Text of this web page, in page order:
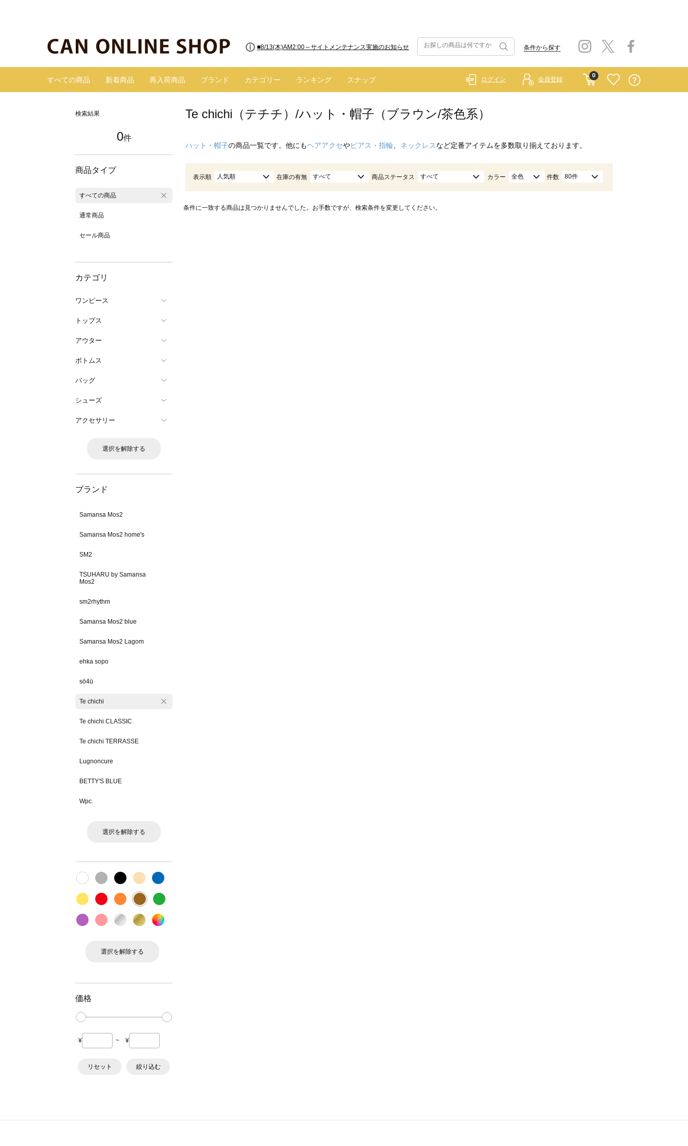
■8/13(木)AM2:00～サイトメンテナンス実施のお知らせ 条件から探す
すべての商品 新着商品 再入荷商品 ブランド カテゴリー ランキング スナップ
0
ログイン 会員登録
検索結果
0件
商品タイプ
すべての商品
通常商品
セール商品
カテゴリ
ワンピース
トップス
アウター
ボトムス
バッグ
シューズ
アクセサリー
選択を解除する
ブランド
Samansa Mos2
Samansa Mos2 home's
SM2
TSUHARU by Samansa
Mos2
sm2rhythm
Samansa Mos2 blue
Samansa Mos2 Lagom
ehka sopo
sō4ū
Te chichi
Te chichi CLASSIC
Te chichi TERRASSE
Lugnoncure
BETTY'S BLUE
Wpc.
選択を解除する
選択を解除する
価格
¥ ~ ¥
リセット 絞り込む
Te chichi（テチチ）/ハット・帽子（ブラウン/茶色系）
ハット・帽子の商品一覧です。他にもヘアアクセやピアス・指輪 ネックレスなど定番アイテムを多数取り揃えております。
表示順 人気順 在庫の有無 すべて 商品ステータス すべて カラー 全色 件数 80件
条件に一致する商品は見つかりませんでした。お手数ですが、検索条件を変更してください。